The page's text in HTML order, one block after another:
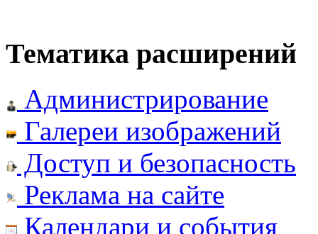
Тематика расширений
Администрирование
Галереи изображений
Доступ и безопасность
Реклама на сайте
Календари и события